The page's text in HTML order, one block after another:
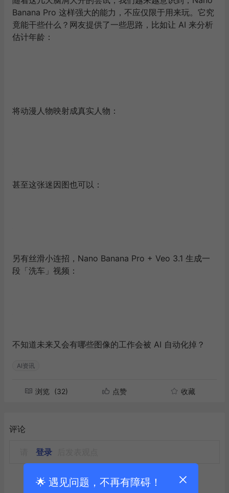
Banana Pro 这样强大的能力，不应仅限于用来玩。它究
竟能干些什么？网友提供了一些思路，比如让 AI 来分析
估计年龄：
将动漫人物映射成真实人物：
甚至这张迷因图也可以：
另有丝滑小连招，Nano Banana Pro + Veo 3.1 生成一
段「洗车」视频：
不知道未来又会有哪些图像的工作会被 AI 自动化掉？
AI资讯
浏览 (32) 点赞 收藏
评论
登录
🌟 遇见问题，不再有障碍！